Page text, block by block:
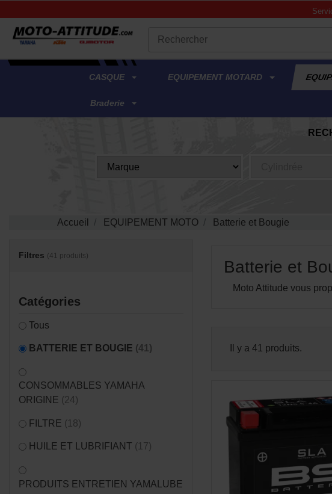
.
CASQUE EQUIPEMENT MOTARD
Braderie
Accueil EQUIPEMENT MOTO Batterie et Bougie
Filtres (41 produits)
Catégories
Tous
BATTERIE ET BOUGIE (41)
CONSOMMABLES YAMAHA
ORIGINE (24)
FILTRE (18)
HUILE ET LUBRIFIANT (17)
PRODUITS ENTRETIEN YAMALUBE
Batterie et
Moto Attitude vous
Il y a 41 produits.
APERÇU